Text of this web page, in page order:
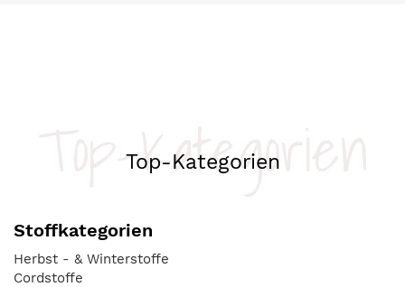
Top-Kategorien
Top-Kategorien
Stoffkategorien
Herbst - & Winterstoffe
Cordstoffe